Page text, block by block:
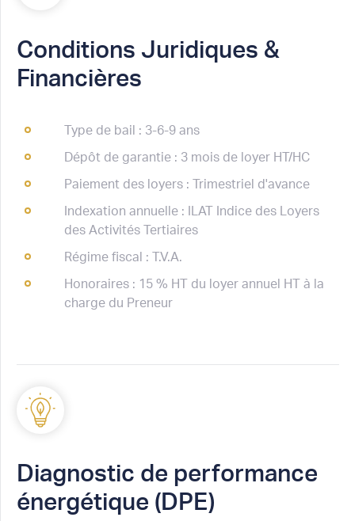
Conditions Juridiques &
Financières
Type de bail : 3-6-9 ans
Dépôt de garantie : 3 mois de loyer HT/HC
Paiement des loyers : Trimestriel d'avance
Indexation annuelle : ILAT Indice des Loyers
des Activités Tertiaires
Régime fiscal : T.V.A.
Honoraires : 15 % HT du loyer annuel HT à la
charge du Preneur
Diagnostic de performance
énergétique (DPE)